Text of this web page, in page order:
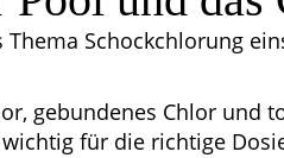
Schockchlorung
gebundenes Chlor und
für die richtige